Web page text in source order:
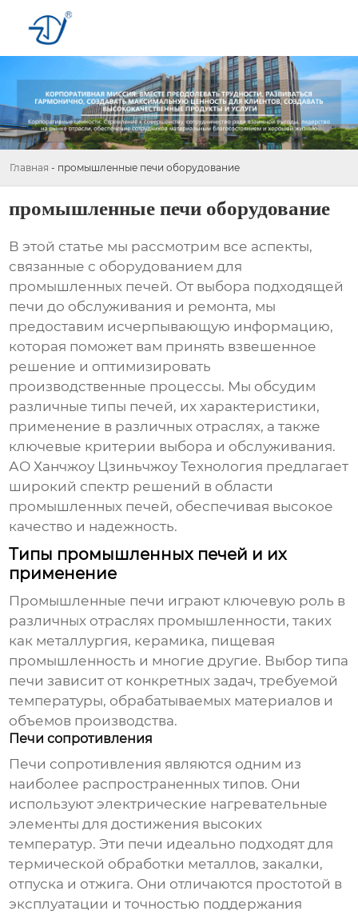
Главная - промышленные печи оборудование
промышленные печи оборудование
В этой статье мы рассмотрим все аспекты,
связанные с оборудованием для
промышленных печей. От выбора подходящей
печи до обслуживания и ремонта, мы
предоставим исчерпывающую информацию,
которая поможет вам принять взвешенное
решение и оптимизировать
производственные процессы. Мы обсудим
различные типы печей, их характеристики,
применение в различных отраслях, а также
ключевые критерии выбора и обслуживания.
АО Ханчжоу Цзиньчжоу Технология предлагает
широкий спектр решений в области
промышленных печей, обеспечивая высокое
качество и надежность.
Типы промышленных печей и их
применение
Промышленные печи играют ключевую роль в
различных отраслях промышленности, таких
как металлургия, керамика, пищевая
промышленность и многие другие. Выбор типа
печи зависит от конкретных задач, требуемой
температуры, обрабатываемых материалов и
объемов производства.
Печи сопротивления
Печи сопротивления являются одним из
наиболее распространенных типов. Они
используют электрические нагревательные
элементы для достижения высоких
температур. Эти печи идеально подходят для
термической обработки металлов, закалки,
отпуска и отжига. Они отличаются простотой в
эксплуатации и точностью поддержания